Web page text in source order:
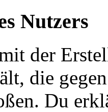
Nutzers
der
die
Du